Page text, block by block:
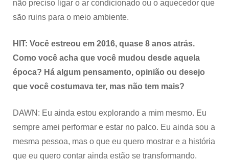
não preciso ligar o ar condicionado ou o aquecedor que
são ruins para o meio ambiente.
HIT: Você estreou em 2016, quase 8 anos atrás.
Como você acha que você mudou desde aquela
época? Há algum pensamento, opinião ou desejo
que você costumava ter, mas não tem mais?
DAWN: Eu ainda estou explorando a mim mesmo. Eu
sempre amei performar e estar no palco. Eu ainda sou a
mesma pessoa, mas o que eu quero mostrar e a história
que eu quero contar ainda estão se transformando.